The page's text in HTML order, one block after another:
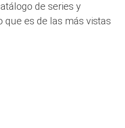
de series y
que es de las más vistas